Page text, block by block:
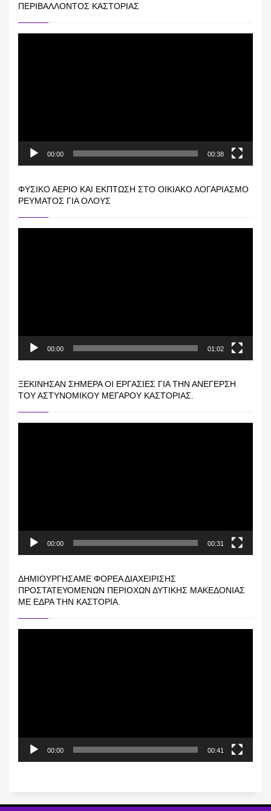
ΠΕΡΙΒΆΛΛΟΝΤΟΣ ΚΑΣΤΟΡΙΆΣ
00:00 00:38
ΦΥΣΙΚΌ ΑΈΡΙΟ ΚΑΙ ΕΚΠΤΩΣΗ ΣΤΟ ΟΙΚΙΑΚΌ ΛΟΓΑΡΙΑΣΜΌ
ΡΕΎΜΑΤΟΣ ΓΙΑ ΟΛΟΥΣ
00:00 01:02
ΞΕΚΊΝΗΣΑΝ ΣΉΜΕΡΑ ΟΙ ΕΡΓΑΣΊΕΣ ΓΙΑ ΤΗΝ ΑΝΈΓΕΡΣΗ
ΤΟΥ ΑΣΤΥΝΟΜΙΚΟΎ ΜΕΓΆΡΟΥ ΚΑΣΤΟΡΙΆΣ.
00:00 00:31
ΔΗΜΙΟΥΡΓΉΣΑΜΕ ΦΟΡΈΑ ΔΙΑΧΕΊΡΙΣΗΣ
ΠΡΟΣΤΑΤΕΥΌΜΕΝΩΝ ΠΕΡΙΟΧΏΝ ΔΥΤΙΚΉΣ ΜΑΚΕΔΟΝΊΑΣ
ΜΕ ΈΔΡΑ ΤΗΝ ΚΑΣΤΟΡΙΆ.
00:00 00:41